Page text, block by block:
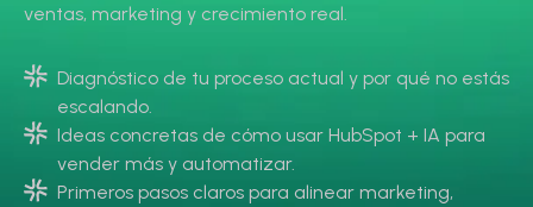
ventas, marketing y crecimiento real.
Diagnóstico de tu proceso actual y por qué no estás
escalando.
Ideas concretas de cómo usar HubSpot + IA para
vender más y automatizar.
Primeros pasos claros para alinear marketing,